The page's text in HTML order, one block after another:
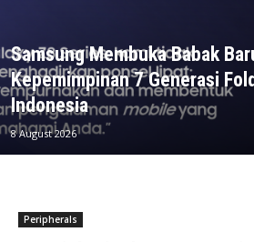
Samsung Membuka Babak
Kepemimpinan 7 Generasi
Indonesia
8 August 2026
Peripherals